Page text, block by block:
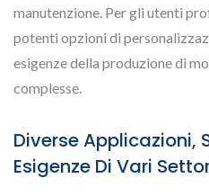
manutenzione. Per gli utenti
potenti opzioni di
esigenze della produzione di
complesse.
Diverse Applicazioni,
Esigenze Di Vari